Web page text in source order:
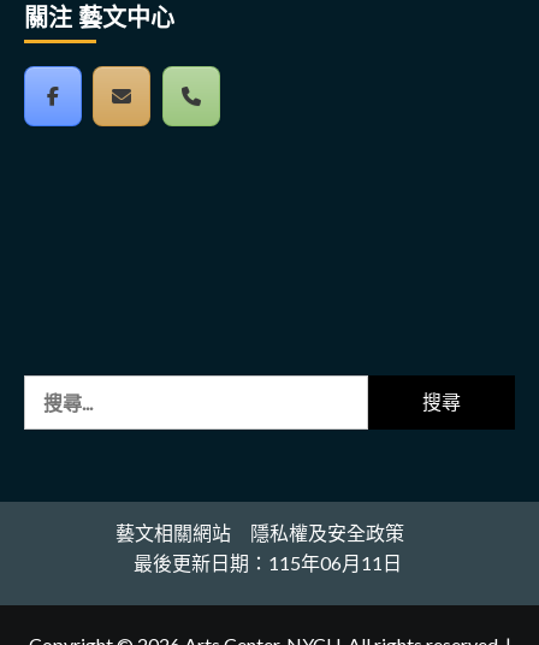
關注 藝文中心
字:
藝文相關網站
隱私權及安全政策
最後更新日期：115年06月11日